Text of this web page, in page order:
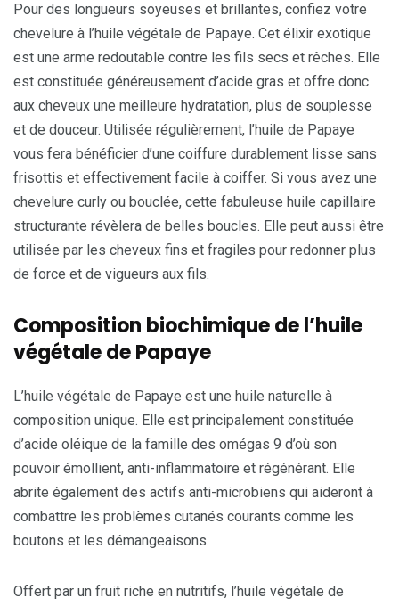
Pour des longueurs soyeuses et brillantes, confiez votre
chevelure à l’huile végétale de Papaye. Cet élixir exotique
est une arme redoutable contre les fils secs et rêches. Elle
est constituée généreusement d’acide gras et offre donc
aux cheveux une meilleure hydratation, plus de souplesse
et de douceur. Utilisée régulièrement, l’huile de Papaye
vous fera bénéficier d’une coiffure durablement lisse sans
frisottis et effectivement facile à coiffer. Si vous avez une
chevelure curly ou bouclée, cette fabuleuse huile capillaire
structurante révèlera de belles boucles. Elle peut aussi être
utilisée par les cheveux fins et fragiles pour redonner plus
de force et de vigueurs aux fils.
Composition biochimique de l’huile
végétale de Papaye
L’huile végétale de Papaye est une huile naturelle à
composition unique. Elle est principalement constituée
d’acide oléique de la famille des omégas 9 d’où son
pouvoir émollient, anti-inflammatoire et régénérant. Elle
abrite également des actifs anti-microbiens qui aideront à
combattre les problèmes cutanés courants comme les
boutons et les démangeaisons.
Offert par un fruit riche en nutritifs, l’huile végétale de